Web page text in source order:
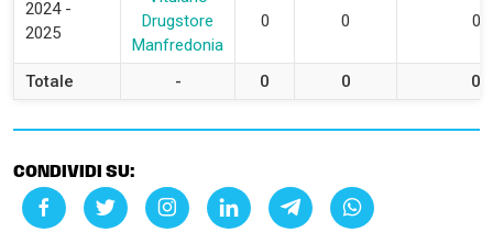
2024 -
2025
Drugstore
Manfredonia
0 0 0
Totale - 0 0 0
CONDIVIDI SU: